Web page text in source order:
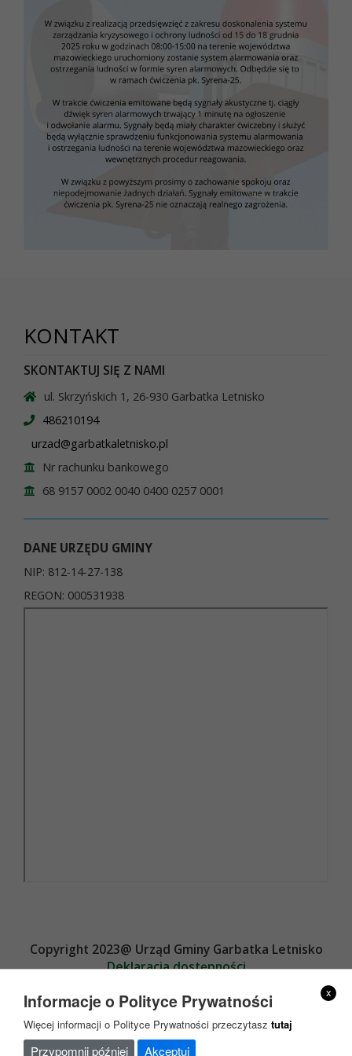
KONTAKT
SKONTAKTUJ SIĘ Z NAMI
ul. Skrzyńskich 1, 26-930 Garbatka Letnisko
486210194
urzad@garbatkaletnisko.pl
Nr rachunku bankowego
68 9157 0002 0040 0400 0257 0001
DANE URZĘDU GMINY
NIP: 812-14-27-138
REGON: 000531938
Copyright 2023@ Urząd Gminy Garbatka Letnisko
Deklaracja dostępności
x
Informacje o Polityce Prywatności
Więcej informacji o Polityce Prywatności przeczytasz tutaj
Przypomnij później Akceptuj